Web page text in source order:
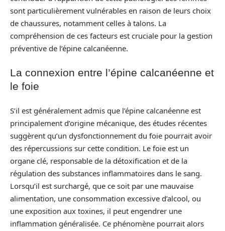
sont particulièrement vulnérables en raison de leurs choix
de chaussures, notamment celles à talons. La
compréhension de ces facteurs est cruciale pour la gestion
préventive de l’épine calcanéenne.
La connexion entre l’épine calcanéenne et
le foie
S’il est généralement admis que l’épine calcanéenne est
principalement d’origine mécanique, des études récentes
suggèrent qu’un dysfonctionnement du foie pourrait avoir
des répercussions sur cette condition. Le foie est un
organe clé, responsable de la détoxification et de la
régulation des substances inflammatoires dans le sang.
Lorsqu’il est surchargé, que ce soit par une mauvaise
alimentation, une consommation excessive d’alcool, ou
une exposition aux toxines, il peut engendrer une
inflammation généralisée. Ce phénomène pourrait alors